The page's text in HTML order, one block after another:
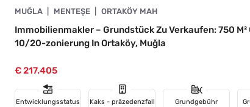
MUĞLA MENTEŞE ORTAKÖY MAH
Immobilienmakler – Grundstück Zu Verkaufen: 750
10/20-zonierung In Ortaköy, Muğla
€ 217.405
Entwicklungsstatus Kaks - präzedenzfall Grundgebühr